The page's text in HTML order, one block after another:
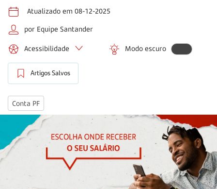
Atualizado em 08-12-2025
por Equipe Santander
Acessibilidade Modo escuro
Artigos Salvos
Conta PF